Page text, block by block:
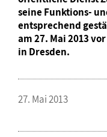
seine Funktions-
entsprechend
am 27. Mai 2013
in Dresden.
27. Mai 2013